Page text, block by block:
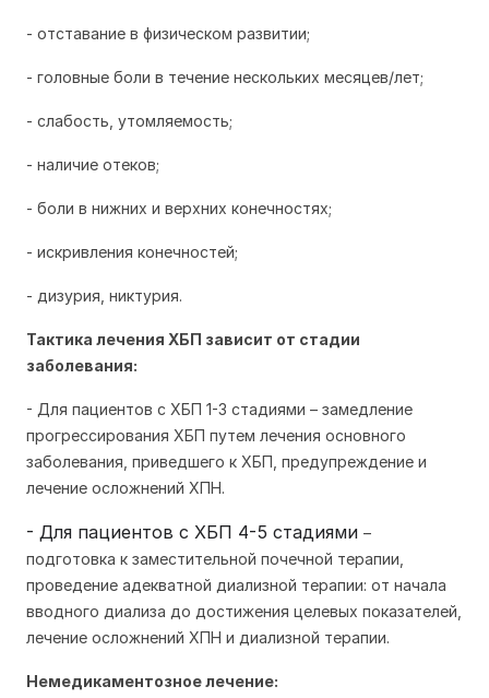
- отставание в физическом развитии;
- головные боли в течение нескольких месяцев/лет;
- слабость, утомляемость;
- наличие отеков;
- боли в нижних и верхних конечностях;
- искривления конечностей;
- дизурия, никтурия.
Тактика лечения ХБП зависит от стадии
заболевания:
- Для пациентов с ХБП 1-3 стадиями – замедление
прогрессирования ХБП путем лечения основного
заболевания, приведшего к ХБП, предупреждение и
лечение осложнений ХПН.
- Для пациентов с ХБП 4-5 стадиями –
подготовка к заместительной почечной терапии,
проведение адекватной диализной терапии: от начала
вводного диализа до достижения целевых показателей,
лечение осложнений ХПН и диализной терапии.
Немедикаментозное лечение: